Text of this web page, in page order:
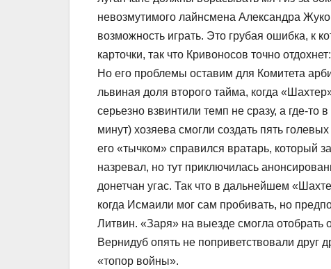
невозмутимого лайнсмена Александра
возможность играть. Это грубая ошибка, к
карточки, так что Кривоносов точно
Но его проблемы оставим для Комитета
львиная доля второго тайма, когда
серьезно взвинтили темп не сразу, а где-
минут) хозяева смогли создать пять
его «тычком» справился вратарь, который
назревал, но тут приключилась
донетчан угас. Так что в дальнейшем
когда Исмаили мог сам пробивать, но
Литвин. «Заря» на выезде смогла
Вернидуб опять не поприветствовали друг
«топор войны».